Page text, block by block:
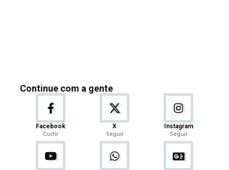
Continue com a gente
Facebook
Curtir
X
Seguir
Instagram
Seguir